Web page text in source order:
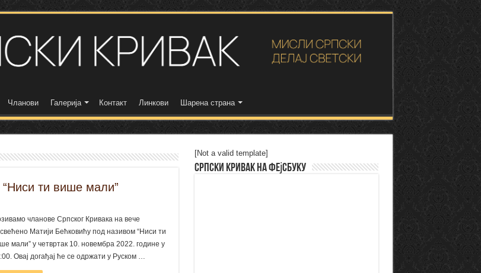
Чланови Галерија Контакт Линкови Шарена страна
ти више мали”
чланове Српског Кривака на вече
Матији Бећковићу под називом “Ниси ти
мали” у четвртак 10. новембра 2022. године у
Овај догађај ће се одржати у Руском …
[Not a valid template]
Српски Кривак на Фејсбуку